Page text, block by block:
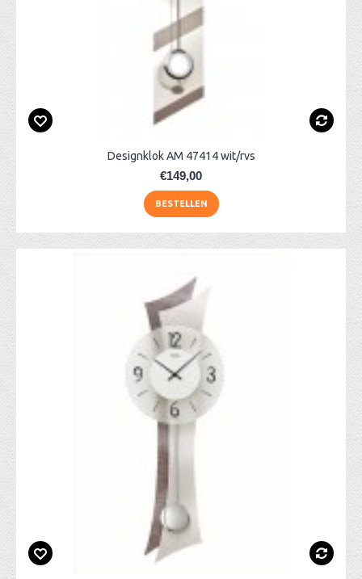
Designklok AM 47414 wit/rvs
€149,00
BESTELLEN